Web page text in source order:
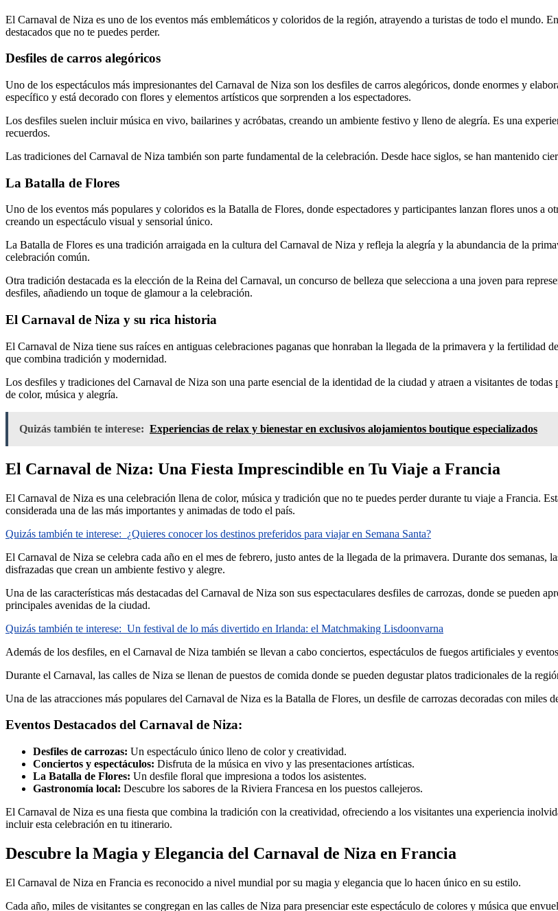
El Carnaval de Niza es uno de los eventos más emblemáticos y coloridos de la región, atrayendo a turistas de todo el mundo.
destacados que no te puedes perder.
Desfiles de carros alegóricos
Uno de los espectáculos más impresionantes del Carnaval de Niza son los desfiles de carros alegóricos, donde enormes y
específico y está decorado con flores y elementos artísticos que sorprenden a los espectadores.
Los desfiles suelen incluir música en vivo, bailarines y acróbatas, creando un ambiente festivo y lleno de alegría. Es una
recuerdos.
Las tradiciones del Carnaval de Niza también son parte fundamental de la celebración. Desde hace siglos, se han mantenido
La Batalla de Flores
Uno de los eventos más populares y coloridos es la Batalla de Flores, donde espectadores y participantes lanzan flores unos a
creando un espectáculo visual y sensorial único.
La Batalla de Flores es una tradición arraigada en la cultura del Carnaval de Niza y refleja la alegría y la abundancia de la
celebración común.
Otra tradición destacada es la elección de la Reina del Carnaval, un concurso de belleza que selecciona a una joven para
desfiles, añadiendo un toque de glamour a la celebración.
El Carnaval de Niza y su rica historia
El Carnaval de Niza tiene sus raíces en antiguas celebraciones paganas que honraban la llegada de la primavera y la fertilidad
que combina tradición y modernidad.
Los desfiles y tradiciones del Carnaval de Niza son una parte esencial de la identidad de la ciudad y atraen a visitantes de
de color, música y alegría.
Quizás también te interese: Experiencias de relax y bienestar en exclusivos alojamientos boutique especializados
El Carnaval de Niza: Una Fiesta Imprescindible en Tu Viaje a Francia
El Carnaval de Niza es una celebración llena de color, música y tradición que no te puedes perder durante tu viaje a Francia.
considerada una de las más importantes y animadas de todo el país.
Quizás también te interese: ¿Quieres conocer los destinos preferidos para viajar en Semana Santa?
El Carnaval de Niza se celebra cada año en el mes de febrero, justo antes de la llegada de la primavera. Durante dos semanas,
disfrazadas que crean un ambiente festivo y alegre.
Una de las características más destacadas del Carnaval de Niza son sus espectaculares desfiles de carrozas, donde se pueden
principales avenidas de la ciudad.
Quizás también te interese: Un festival de lo más divertido en Irlanda: el Matchmaking Lisdoonvarna
Además de los desfiles, en el Carnaval de Niza también se llevan a cabo conciertos, espectáculos de fuegos artificiales y
Durante el Carnaval, las calles de Niza se llenan de puestos de comida donde se pueden degustar platos tradicionales de la
Una de las atracciones más populares del Carnaval de Niza es la Batalla de Flores, un desfile de carrozas decoradas con miles
Eventos Destacados del Carnaval de Niza:
Desfiles de carrozas: Un espectáculo único lleno de color y creatividad.
Conciertos y espectáculos: Disfruta de la música en vivo y las presentaciones artísticas.
La Batalla de Flores: Un desfile floral que impresiona a todos los asistentes.
Gastronomía local: Descubre los sabores de la Riviera Francesa en los puestos callejeros.
El Carnaval de Niza es una fiesta que combina la tradición con la creatividad, ofreciendo a los visitantes una experiencia
incluir esta celebración en tu itinerario.
Descubre la Magia y Elegancia del Carnaval de Niza en Francia
El Carnaval de Niza en Francia es reconocido a nivel mundial por su magia y elegancia que lo hacen único en su estilo.
Cada año, miles de visitantes se congregan en las calles de Niza para presenciar este espectáculo de colores y música que